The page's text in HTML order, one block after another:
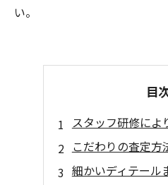
い。
目
スタッフ研修によ
こだわりの査定方
細かいディテール